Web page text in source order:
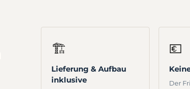
🏗️
Lieferung & Aufbau
inklusive
💶
Der